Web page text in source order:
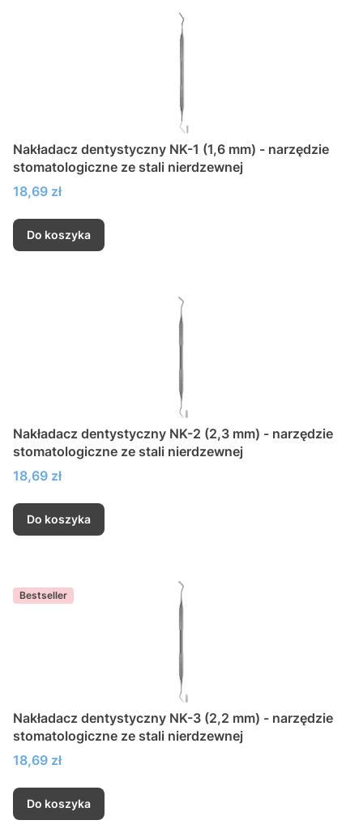
Nakładacz dentystyczny NK-1 (1,6 mm) - narzędzie
stomatologiczne ze stali nierdzewnej
Cena
18,69 zł
Do koszyka
Nakładacz dentystyczny NK-2 (2,3 mm) - narzędzie
stomatologiczne ze stali nierdzewnej
Cena
18,69 zł
Do koszyka
Bestseller
Nakładacz dentystyczny NK-3 (2,2 mm) - narzędzie
stomatologiczne ze stali nierdzewnej
Cena
18,69 zł
Do koszyka